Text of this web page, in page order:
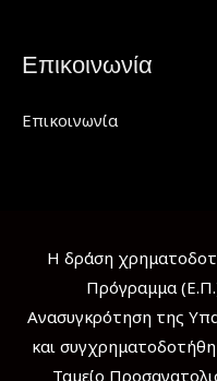
Επικοινωνία
Επικοινωνία
Η δράση
Πρόγραμμα
Ανασυγκρότηση της
και
Ταμείο